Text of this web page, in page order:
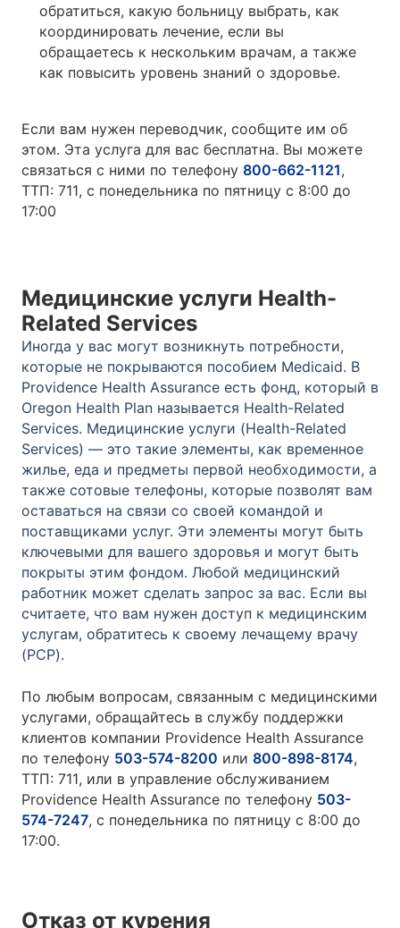
обратиться, какую больницу выбрать, как
координировать лечение, если вы
обращаетесь к нескольким врачам, а также
как повысить уровень знаний о здоровье.
Если вам нужен переводчик, сообщите им об
этом. Эта услуга для вас бесплатна. Вы можете
связаться с ними по телефону 800-662-1121,
TTП: 711, с понедельника по пятницу с 8:00 до
17:00
Медицинские услуги Health-
Related Services
Иногда у вас могут возникнуть потребности,
которые не покрываются пособием Medicaid. В
Providence Health Assurance есть фонд, который в
Oregon Health Plan называется Health-Related
Services. Медицинские услуги (Health-Related
Services) — это такие элементы, как временное
жилье, еда и предметы первой необходимости, а
также сотовые телефоны, которые позволят вам
оставаться на связи со своей командой и
поставщиками услуг. Эти элементы могут быть
ключевыми для вашего здоровья и могут быть
покрыты этим фондом. Любой медицинский
работник может сделать запрос за вас. Если вы
считаете, что вам нужен доступ к медицинским
услугам, обратитесь к своему лечащему врачу
(PCP).
По любым вопросам, связанным с медицинскими
услугами, обращайтесь в службу поддержки
клиентов компании Providence Health Assurance
по телефону 503-574-8200 или 800-898-8174,
ТТП: 711, или в управление обслуживанием
Providence Health Assurance по телефону 503-
574-7247, с понедельника по пятницу с 8:00 до
17:00.
Отказ от курения